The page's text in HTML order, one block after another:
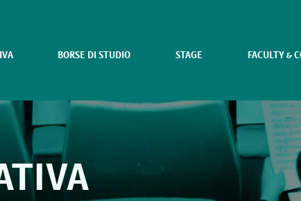
BORSE DI STUDIO STAGE FACULTY &